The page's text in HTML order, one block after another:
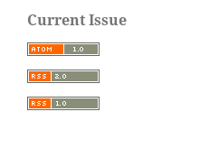
Current Issue